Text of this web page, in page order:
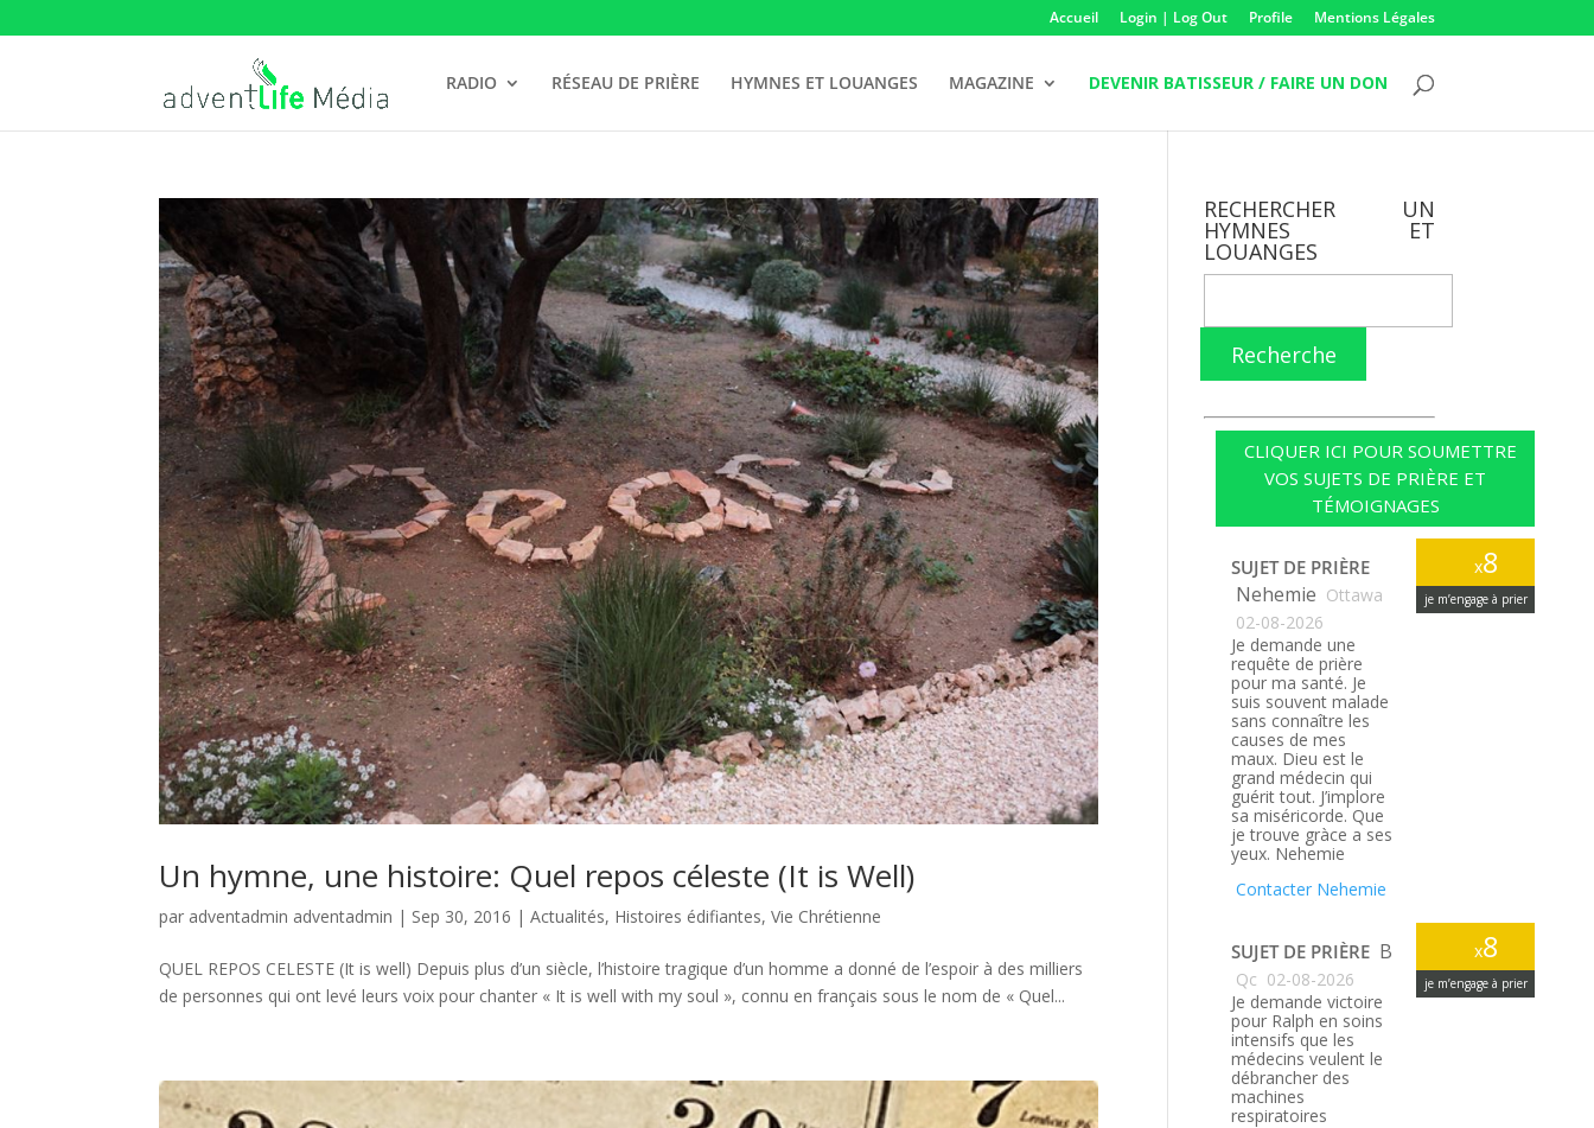
Accueil Login | Log Out Profile Mentions Légales
RADIO RÉSEAU DE PRIÈRE HYMNES ET LOUANGES MAGAZINE DEVENIR BATISSEUR / FAIRE UN DON
Un hymne, une histoire: Quel repos céleste (It is Well)
par adventadmin adventadmin | Sep 30, 2016 |Actualités, Histoires édifiantes,Vie Chrétienne
QUEL REPOS CELESTE (It is well) Depuis plus d’un siècle, l’histoire tragique d’un homme a donné de l’espoir à des milliers
de personnes qui ont levé leurs voix pour chanter « It is well with my soul », connu en français sous le nom de « Quel...
RECHERCHER UN
HYMNES ET
LOUANGES
Recherche
CLIQUER ICI POUR SOUMETTRE
VOS SUJETS DE PRIÈRE ET
TÉMOIGNAGES
x8
je m’engage à prier
SUJET DE PRIÈRE
Nehemie Ottawa
02-08-2026
Je demande une
requête de prière
pour ma santé. Je
suis souvent malade
sans connaître les
causes de mes
maux. Dieu est le
grand médecin qui
guérit tout. J’implore
sa miséricorde. Que
je trouve gràce a ses
yeux. Nehemie
Contacter Nehemie
x8
je m’engage à prier
SUJET DE PRIÈRE B
Qc 02-08-2026
Je demande victoire
pour Ralph en soins
intensifs que les
médecins veulent le
débrancher des
machines
respiratoires